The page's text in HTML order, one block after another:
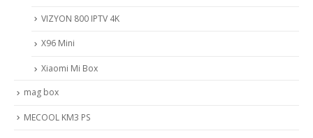
VIZYON 800 IPTV 4K
X96 Mini
Xiaomi Mi Box
mag box
MECOOL KM3 PS